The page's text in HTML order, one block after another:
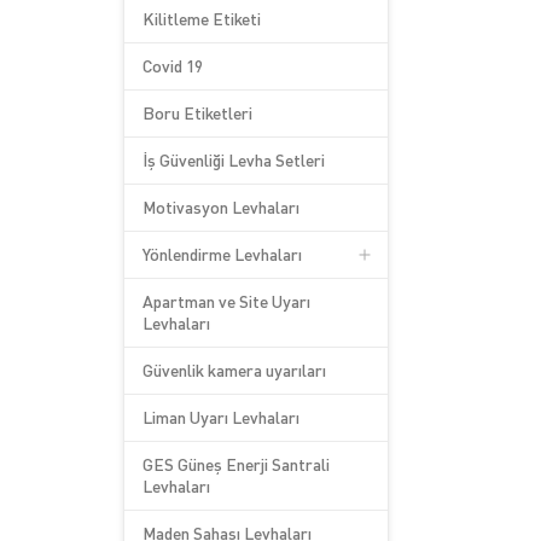
Kilitleme Etiketi
Covid 19
Boru Etiketleri
İş Güvenliği Levha Setleri
Motivasyon Levhaları
Yönlendirme Levhaları
Apartman ve Site Uyarı
Levhaları
Güvenlik kamera uyarıları
Liman Uyarı Levhaları
GES Güneş Enerji Santrali
Levhaları
Maden Sahası Levhaları